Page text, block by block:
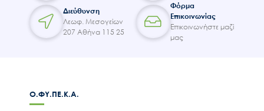
Διεύθυνση
Λεωφ. Μεσογείων
207 Αθήνα 115 25
Φόρμα
Επικοινωνίας
Επικοινωνήστε μαζί
μας
Ο.ΦΥ.ΠΕ.Κ.Α.